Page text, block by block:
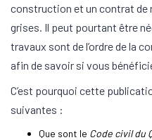
construction et un contrat de
grises. Il peut pourtant être
travaux sont de l’ordre de la
afin de savoir si vous
C’est pourquoi cette
suivantes :
Que sont le Code civil du